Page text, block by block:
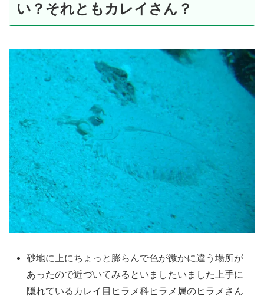
い？それともカレイさん？
砂地に上にちょっと膨らんで色が微かに違う場所が
あったので近づいてみるといましたいました上手に
隠れているカレイ目ヒラメ科ヒラメ属のヒラメさん